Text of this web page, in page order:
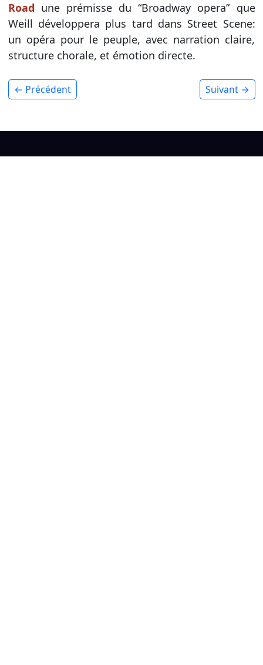
Road une prémisse du “Broadway opera” que
Weill développera plus tard dans Street Scene:
un opéra pour le peuple, avec narration claire,
structure chorale, et émotion directe.
← Précédent Suivant →